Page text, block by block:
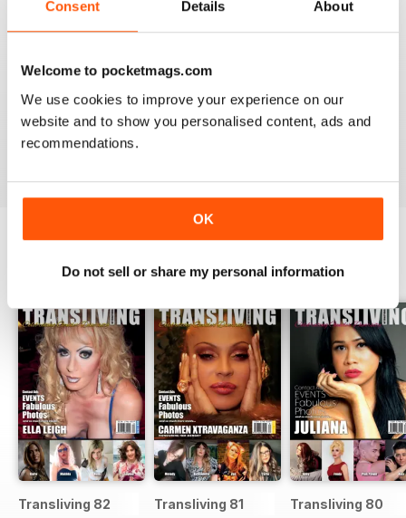
Consent Details About
Welcome to pocketmags.com
We use cookies to improve your experience on our
website and to show you personalised content, ads and
recommendations.
OK
Do not sell or share my personal information
GREAT TRANS MAGAZINE
Very internationally based magazine of interest to trans
people and their admirers
EDIZIONI INDIETRO Visualizza tutti
Transliving 82 Transliving 81 Transliving 80